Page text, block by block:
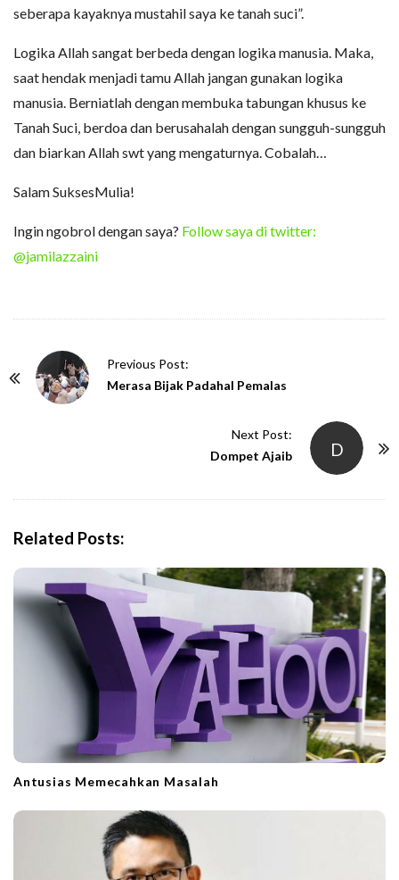
seberapa kayaknya mustahil saya ke tanah suci”.
Logika Allah sangat berbeda dengan logika manusia. Maka,
saat hendak menjadi tamu Allah jangan gunakan logika
manusia. Berniatlah dengan membuka tabungan khusus ke
Tanah Suci, berdoa dan berusahalah dengan sungguh-sungguh
dan biarkan Allah swt yang mengaturnya. Cobalah…
Salam SuksesMulia!
Ingin ngobrol dengan saya? Follow saya di twitter:
@jamilazzaini
Previous Post:
Merasa Bijak Padahal Pemalas
D
Next Post:
Dompet Ajaib
Related Posts:
Antusias Memecahkan Masalah